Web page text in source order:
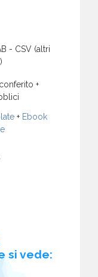
- CSV (altri
+
+ Ebook
si vede: